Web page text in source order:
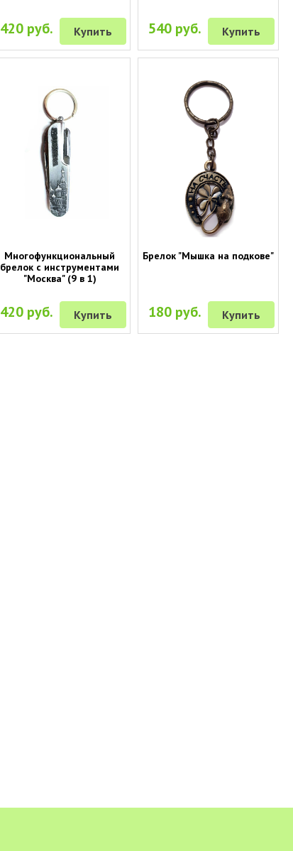
420 руб. Купить 540 руб. Купить
Многофункциональный
брелок с инструментами
"Москва" (9 в 1)
420 руб. Купить
Брелок "Мышка на подкове"
180 руб. Купить